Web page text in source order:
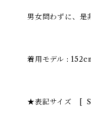
男女問わずに、
着用モデル :
★表記サイズ [